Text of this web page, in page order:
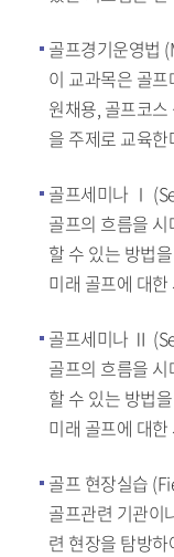
골프경기운영법
이 교과목은 골
원채용, 골프코
을 주제로 교육한
골프세미나 Ⅰ
골프의 흐름을
할 수 있는 방법
미래 골프에 대
골프세미나 Ⅱ
골프의 흐름을
할 수 있는 방법
미래 골프에 대
골프 현장실습
골프관련 기관이
련 현장을 탐방